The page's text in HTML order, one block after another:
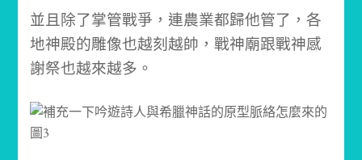
並且除了掌管戰爭，連農業都歸他管了，各
地神殿的雕像也越刻越帥，戰神廟跟戰神感
謝祭也越來越多。